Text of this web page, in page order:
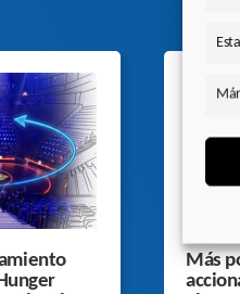
Más